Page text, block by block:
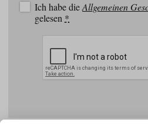
Ich habe dieAllgemeinen
gelesen *